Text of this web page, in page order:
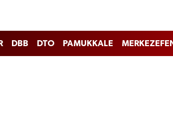
DBB DTO PAMUKKALE